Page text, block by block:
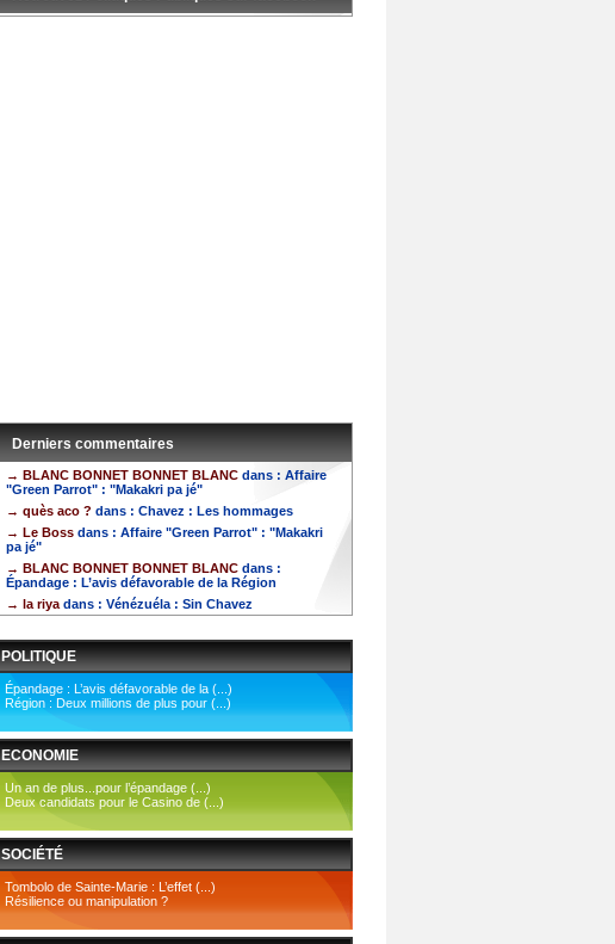
Derniers commentaires
→ BLANC BONNET BONNET BLANC dans : Affaire
"Green Parrot" : "Makakri pa jé"
→ quès aco ? dans : Chavez : Les hommages
→ Le Boss dans : Affaire "Green Parrot" : "Makakri
pa jé"
→ BLANC BONNET BONNET BLANC dans :
Épandage : L’avis défavorable de la Région
→ la riya dans : Vénézuéla : Sin Chavez
POLITIQUE
Épandage : L’avis défavorable de la (...)
Région : Deux millions de plus pour (...)
ECONOMIE
Un an de plus...pour l’épandage (...)
Deux candidats pour le Casino de (...)
SOCIÉTÉ
Tombolo de Sainte-Marie : L’effet (...)
Résilience ou manipulation ?